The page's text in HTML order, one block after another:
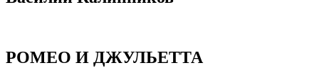
РОМЕО И ДЖУЛЬЕТТА